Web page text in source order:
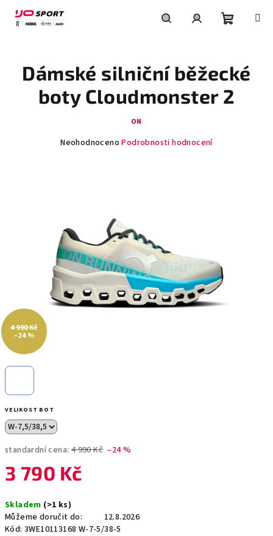
obsah
košík
VELIKOST BOT
standardní cena: 4 990 Kč –24 %
3 790 Kč
cena:
Skladem (>1 ks)
Můžeme doručit do:
12.8.2026
Kód: 3WE10113168 W-7-5/38-5
Dámské silniční běžecké
boty Cloudmonster 2
ON
Průměrné
hvězdiček.
Neohodnoceno Podrobnosti hodnocení
4 990 Kč
–24 %